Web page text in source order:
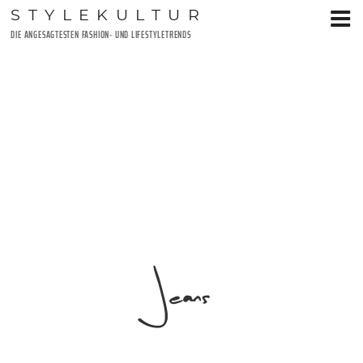
Zum
Inhalt
STYLEKULTUR
DIE ANGESAGTESTEN FASHION- UND LIFESTYLETRENDS
Jeans